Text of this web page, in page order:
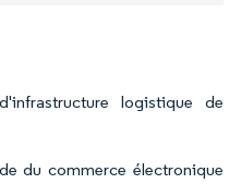
logistique de
du commerce électronique